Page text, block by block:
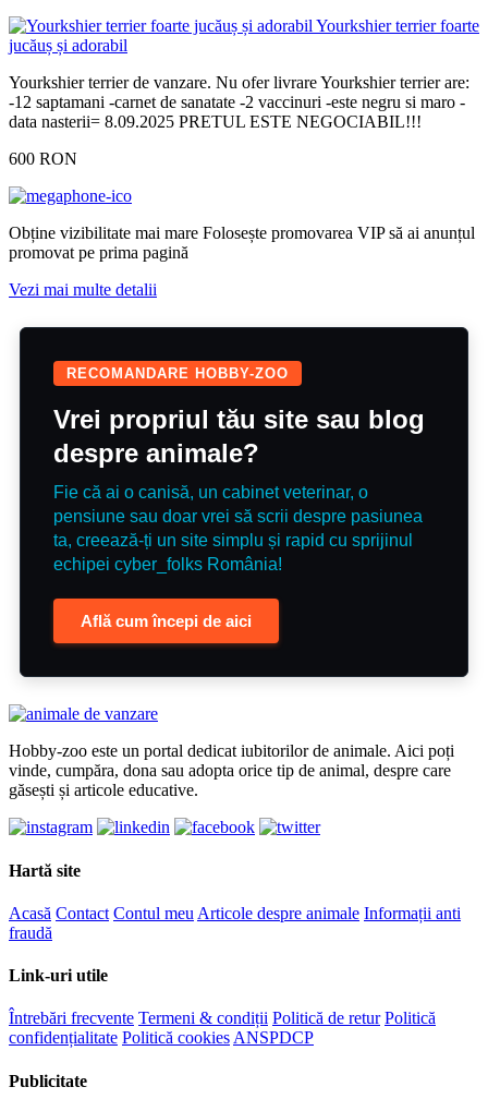
Yourkshier terrier foarte
jucăuș și adorabil
Yourkshier terrier de vanzare. Nu ofer livrare Yourkshier terrier are:
-12 saptamani -carnet de sanatate -2 vaccinuri -este negru si maro -
data nasterii= 8.09.2025 PRETUL ESTE NEGOCIABIL!!!
600 RON
Obține vizibilitate mai mare Folosește promovarea VIP să ai anunțul
promovat pe prima pagină
Vezi mai multe detalii
RECOMANDARE HOBBY-ZOO
Vrei propriul tău site sau blog
despre animale?
Fie că ai o canisă, un cabinet veterinar, o
pensiune sau doar vrei să scrii despre pasiunea
ta, creează-ți un site simplu și rapid cu sprijinul
echipei cyber_folks România!
Află cum începi de aici
Hobby-zoo este un portal dedicat iubitorilor de animale. Aici poți
vinde, cumpăra, dona sau adopta orice tip de animal, despre care
găsești și articole educative.
Hartă site
Acasă Contact Contul meu Articole despre animale Informații anti
fraudă
Link-uri utile
Întrebări frecvente Termeni & condiții Politică de retur Politică
confidențialitate Politică cookies ANSPDCP
Publicitate